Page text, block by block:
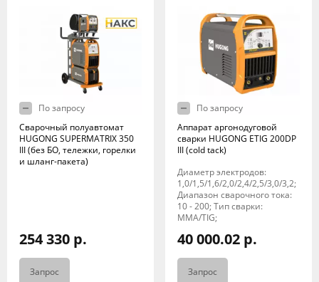
По запросу
Сварочный полуавтомат
HUGONG SUPERMATRIX 350
III (без БО, тележки, горелки
и шланг-пакета)
254 330 р.
Запрос
По запросу
Аппарат аргонодуговой
сварки HUGONG ETIG 200DP
III (cold tack)
Диаметр электродов:
1,0/1,5/1,6/2,0/2,4/2,5/3,0/3,2;
Диапазон сварочного тока:
10 - 200; Тип сварки:
MMA/TIG;
40 000.02 р.
Запрос